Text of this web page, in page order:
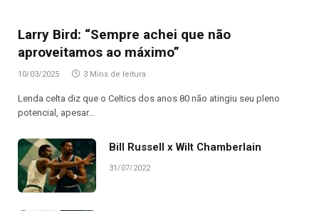
Larry Bird: “Sempre achei que não
aproveitamos ao máximo”
10/03/2025 3 Mins de leitura
Lenda celta diz que o Celtics dos anos 80 não atingiu seu pleno
potencial, apesar…
Bill Russell x Wilt Chamberlain
31/07/2022